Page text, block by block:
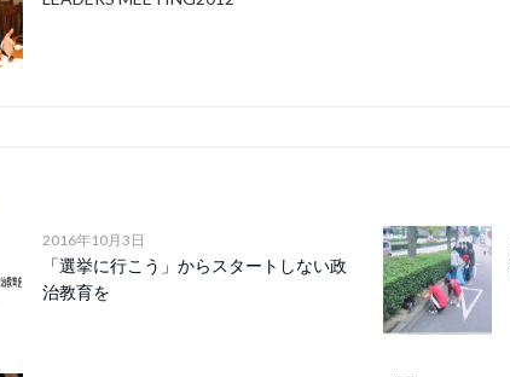
2016年10月3日
「選挙に行こう」からスタートしない政
治教育を